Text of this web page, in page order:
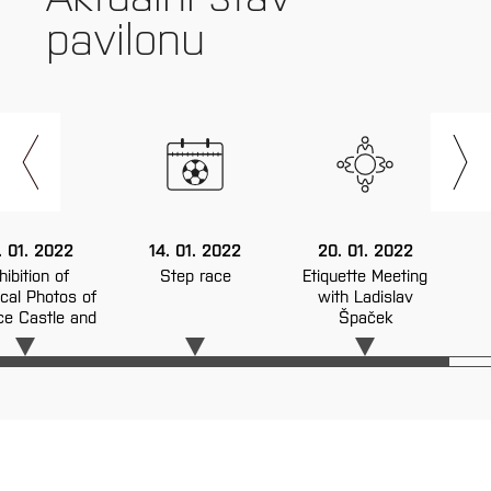
pavilonu
01. 2022
of
Photos of
Castle and
14. 01. 2022
Step race
20. 01. 2022
Etiquette Meeting
with Ladislav
Špaček